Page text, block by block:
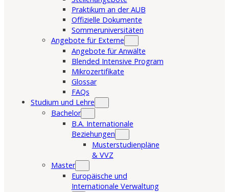
Praktikum an der AUB
Offizielle Dokumente
Sommeruniversitäten
Angebote für Externe
Angebote für Anwälte
Blended Intensive Program
Mikrozertifikate
Glossar
FAQs
Studium und Lehre
Bachelor
B.A. Internationale
Beziehungen
Musterstudienpläne
& VVZ
Master
Europäische und
Internationale Verwaltung